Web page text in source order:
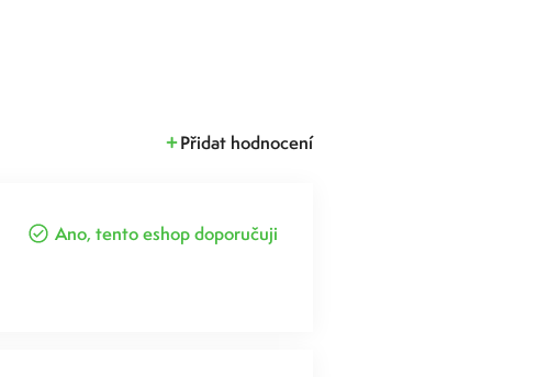
Přidat hodnocení
Ano, tento eshop doporučuji